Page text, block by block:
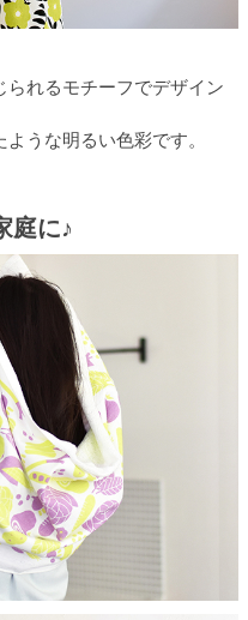
れるモチーフでデザイン
うな明るい色彩です。
庭に♪